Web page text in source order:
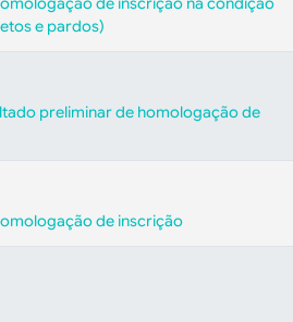
e pardos)
preliminar de homologação de
de inscrição